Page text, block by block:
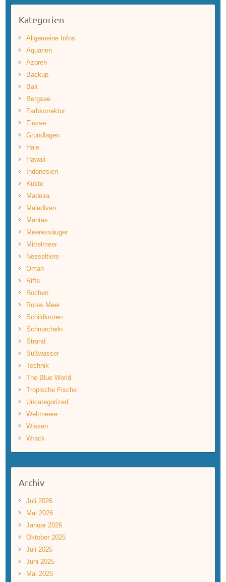
Kategorien
Allgemeine Infos
Aquarien
Azoren
Backup
Bali
Bergsee
Farbkorrektur
Flüsse
Grundlagen
Haie
Hawaii
Indonesien
Küste
Madeira
Malediven
Mantas
Meeressäuger
Mittelmeer
Nesseltiere
Oman
Riffe
Rochen
Rotes Meer
Schildkröten
Schnorcheln
Strand
Süßwasser
Technik
The Blue World
Tropische Fische
Uncategorized
Weltmeere
Wissen
Wrack
Archiv
Juli 2026
Mai 2026
Januar 2026
Oktober 2025
Juli 2025
Juni 2025
Mai 2025